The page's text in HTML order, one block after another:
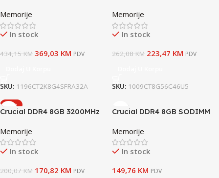
(8Gbit/16Gbit)
Memorije
In stock
434,15KM 369,03 KM PDV
SKU: 1196CT2K8G4SFRA32A
Memorije
In stock
262,08KM 223,47 KM PDV
SKU: 1009CT8G56C46U5
-15%
Crucial DDR4 8GB 3200MHz
Memorije
In stock
200,07KM 170,82 KM PDV
Crucial DDR4 8GB SODIMM
Memorije
In stock
149,76 KM PDV